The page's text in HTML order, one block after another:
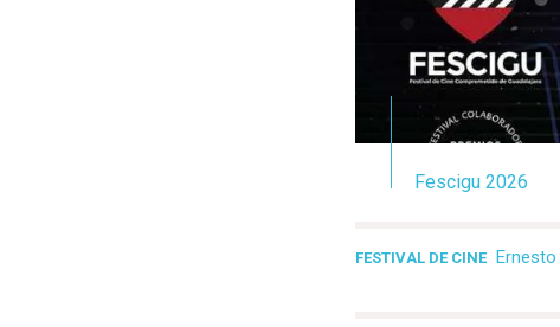
Fescigu 2026
FESTIVAL DE CINE